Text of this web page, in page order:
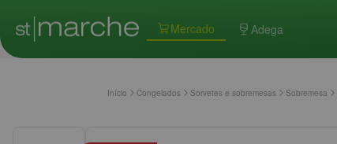
Mercado Adega
Início Congelados Sorvetes e sobremesas Sobremesa